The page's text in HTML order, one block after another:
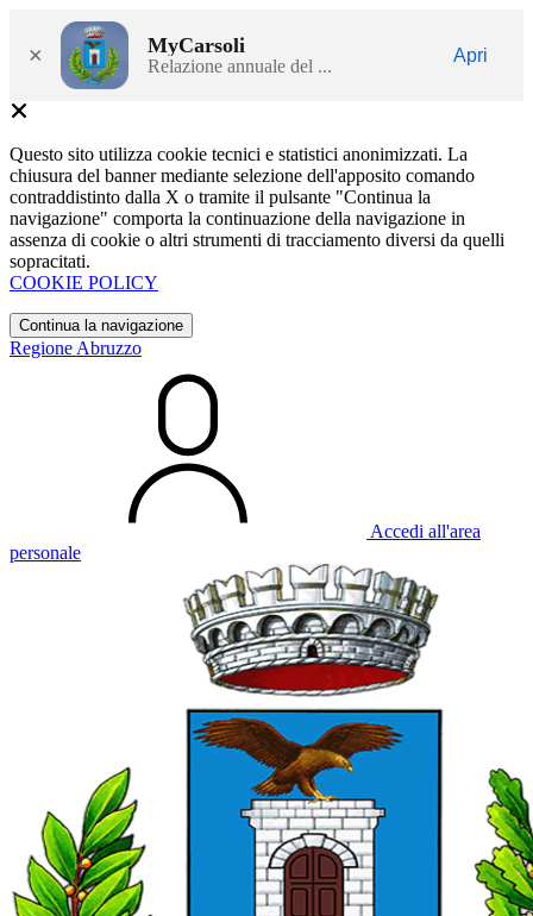
× MyCarsoli
Relazione annuale del ...
Apri
Questo sito utilizza cookie tecnici e statistici anonimizzati. La
chiusura del banner mediante selezione dell'apposito comando
contraddistinto dalla X o tramite il pulsante "Continua la
navigazione" comporta la continuazione della navigazione in
assenza di cookie o altri strumenti di tracciamento diversi da quelli
sopracitati.
COOKIE POLICY
Continua la navigazione
Regione Abruzzo
Accedi all'area
personale